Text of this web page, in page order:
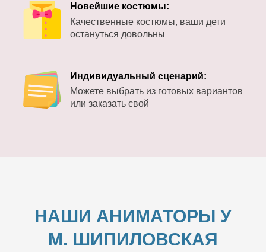
Новейшие костюмы:
Качественные костюмы, ваши дети
остануться довольны
Индивидуальный сценарий:
Можете выбрать из готовых вариантов
или заказать свой
НАШИ АНИМАТОРЫ У
М. ШИПИЛОВСКАЯ